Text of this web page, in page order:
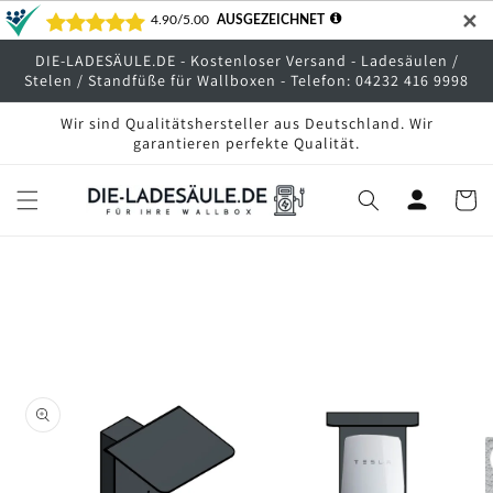
✕
Direkt
zum
Inhalt
DIE-LADESÄULE.DE - Kostenloser Versand - Ladesäulen /
Stelen / Standfüße für Wallboxen - Telefon: 04232 416 9998
Wir sind Qualitätshersteller aus Deutschland. Wir
garantieren perfekte Qualität.